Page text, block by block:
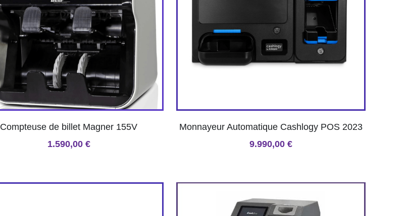
Compteuse de billet Magner 155V
1.590,00 €
Monnayeur Automatique Cashlogy POS 2023
9.990,00 €